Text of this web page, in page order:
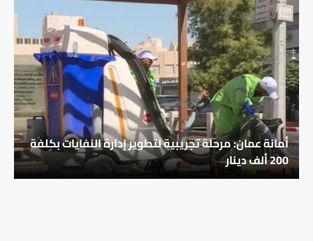
أمانة عمان: مرحلة تجريبية لتطوير إدارة النفايات بكلفة
200 ألف دينار